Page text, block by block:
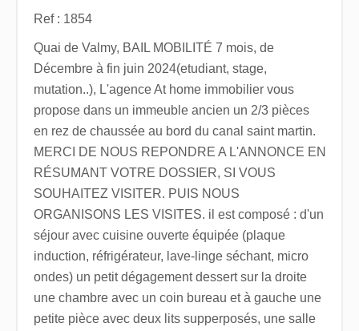
Ref : 1854
Quai de Valmy, BAIL MOBILITÉ 7 mois, de
Décembre à fin juin 2024(etudiant, stage,
mutation..), L'agence At home immobilier vous
propose dans un immeuble ancien un 2/3 pièces
en rez de chaussée au bord du canal saint martin.
MERCI DE NOUS REPONDRE A L'ANNONCE EN
RÉSUMANT VOTRE DOSSIER, SI VOUS
SOUHAITEZ VISITER. PUIS NOUS
ORGANISONS LES VISITES. il est composé : d'un
séjour avec cuisine ouverte équipée (plaque
induction, réfrigérateur, lave-linge séchant, micro
ondes) un petit dégagement dessert sur la droite
une chambre avec un coin bureau et à gauche une
petite pièce avec deux lits supperposés, une salle